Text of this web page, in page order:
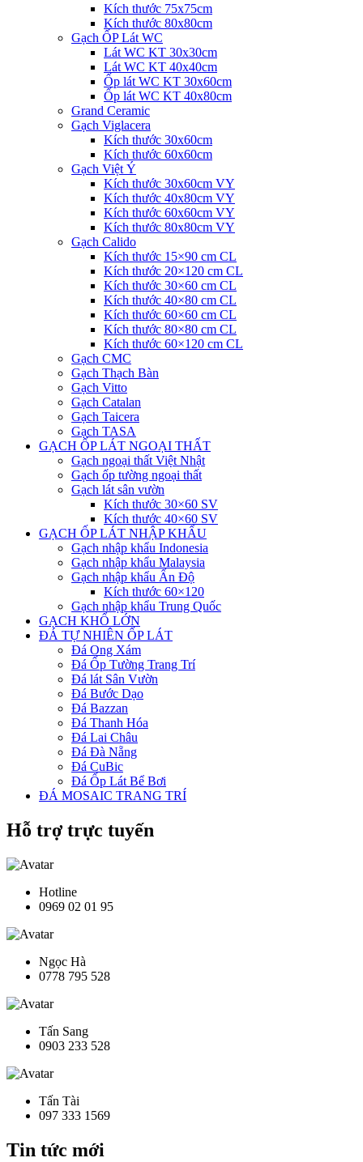
Kích thước 75x75cm
Kích thước 80x80cm
Gạch ỐP Lát WC
Lát WC KT 30x30cm
Lát WC KT 40x40cm
Ốp lát WC KT 30x60cm
Ốp lát WC KT 40x80cm
Grand Ceramic
Gạch Viglacera
Kích thước 30x60cm
Kích thước 60x60cm
Gạch Việt Ý
Kích thước 30x60cm VY
Kích thước 40x80cm VY
Kích thước 60x60cm VY
Kích thước 80x80cm VY
Gạch Calido
Kích thước 15×90 cm CL
Kích thước 20×120 cm CL
Kích thước 30×60 cm CL
Kích thước 40×80 cm CL
Kích thước 60×60 cm CL
Kích thước 80×80 cm CL
Kích thước 60×120 cm CL
Gạch CMC
Gạch Thạch Bàn
Gạch Vitto
Gạch Catalan
Gạch Taicera
Gạch TASA
GẠCH ỐP LÁT NGOẠI THẤT
Gạch ngoại thất Việt Nhật
Gạch ốp tường ngoại thất
Gạch lát sân vườn
Kích thước 30×60 SV
Kích thước 40×60 SV
GẠCH ỐP LÁT NHẬP KHẨU
Gạch nhập khẩu Indonesia
Gạch nhập khẩu Malaysia
Gạch nhập khẩu Ấn Độ
Kích thước 60×120
Gạch nhập khẩu Trung Quốc
GẠCH KHỔ LỚN
ĐÁ TỰ NHIÊN ỐP LÁT
Đá Ong Xám
Đá Ốp Tường Trang Trí
Đá lát Sân Vườn
Đá Bước Dạo
Đá Bazzan
Đá Thanh Hóa
Đá Lai Châu
Đá Đà Nẵng
Đá CuBic
Đá Ốp Lát Bể Bơi
ĐÁ MOSAIC TRANG TRÍ
Hỗ trợ trực tuyến
Hotline
0969 02 01 95
Ngọc Hà
0778 795 528
Tấn Sang
0903 233 528
Tấn Tài
097 333 1569
Tin tức mới